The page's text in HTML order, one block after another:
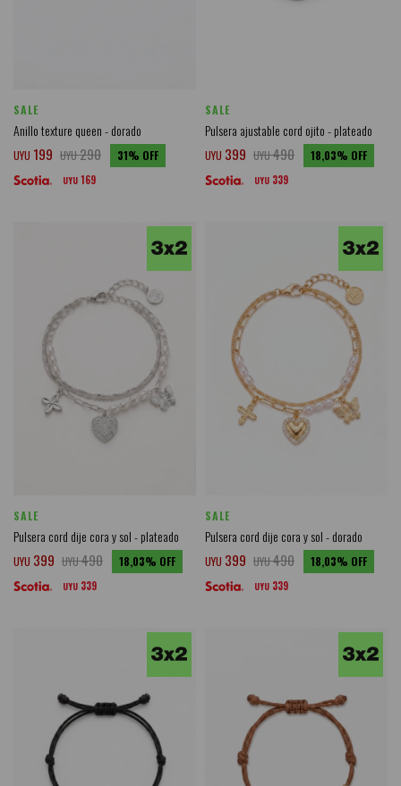
SALE
Anillo texture queen - dorado
UYU 199 UYU290 31
UYU 169
SALE
Pulsera ajustable cord ojito - plateado
UYU 399 UYU490 18,03
UYU 339
SALE
Pulsera cord dije cora y sol - plateado
UYU 399 UYU490 18,03
UYU 339
SALE
Pulsera cord dije cora y sol - dorado
UYU 399 UYU490 18,03
UYU 339